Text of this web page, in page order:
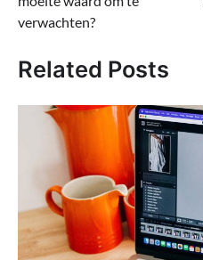
verwachten?
Related Posts